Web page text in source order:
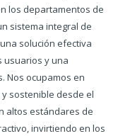
los departamentos de
sistema integral de
solución efectiva
usuarios y una
Nos ocupamos en
sostenible desde el
altos estándares de
invirtiendo en los